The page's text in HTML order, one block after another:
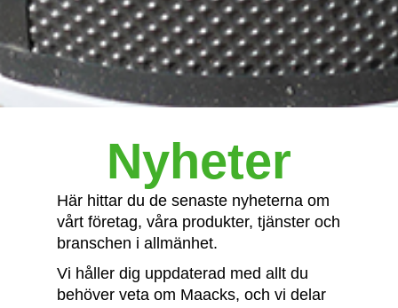
Nyheter
Här hittar du de senaste nyheterna om
vårt företag, våra produkter, tjänster och
branschen i allmänhet.
Vi håller dig uppdaterad med allt du
behöver veta om Maacks, och vi delar